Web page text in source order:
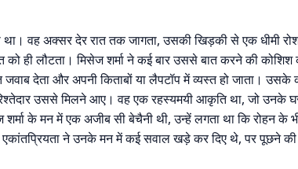
था। वह अक्सर देर रात तक जागता, उसकी खिड़की से एक धीमी
को ही लौटता। मिसेज शर्मा ने कई बार उससे बात करने की
जवाब देता और अपनी किताबों या लैपटॉप में व्यस्त हो जाता।
उससे मिलने आए। वह एक रहस्यमयी आकृति था, जो उनके
शर्मा के मन में एक अजीब सी बेचैनी थी, उन्हें लगता था कि रोहन के
ने उनके मन में कई सवाल खड़े कर दिए थे, पर पूछने की